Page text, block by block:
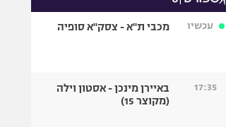
עכשיו מכבי ת"א - צסק"א סופיה
17:35
באיירן מינכן - אסטון וילה
(מקוצר 15)